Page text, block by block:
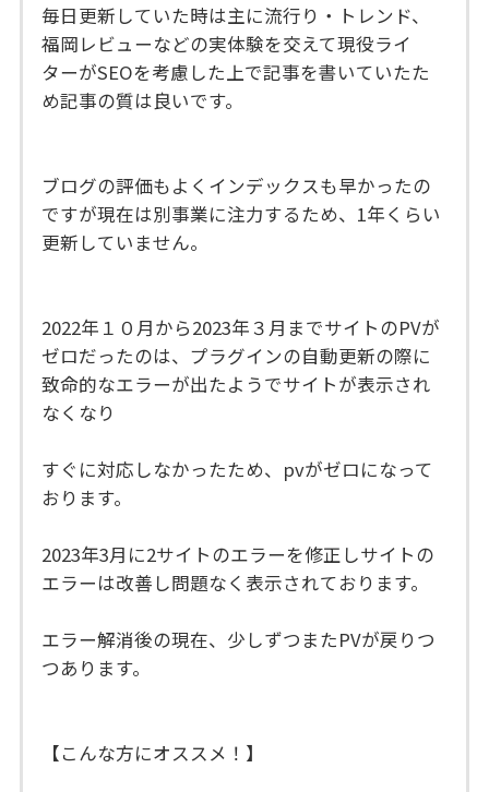
毎日更新していた時は主に流行り・トレンド、
福岡レビューなどの実体験を交えて現役ライ
ターがSEOを考慮した上で記事を書いていたた
め記事の質は良いです。
ブログの評価もよくインデックスも早かったの
ですが現在は別事業に注力するため、1年くらい
更新していません。
2022年１０月から2023年３月までサイトのPVが
ゼロだったのは、プラグインの自動更新の際に
致命的なエラーが出たようでサイトが表示され
なくなり
すぐに対応しなかったため、pvがゼロになって
おります。
2023年3月に2サイトのエラーを修正しサイトの
エラーは改善し問題なく表示されております。
エラー解消後の現在、少しずつまたPVが戻りつ
つあります。
【こんな方にオススメ！】